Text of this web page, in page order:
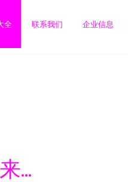
全 联系我们 企业信息
...